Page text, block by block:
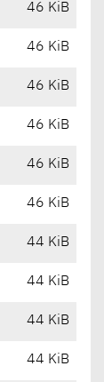
46 KiB
46 KiB
46 KiB
46 KiB
46 KiB
46 KiB
44 KiB
44 KiB
44 KiB
44 KiB